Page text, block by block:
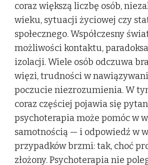
coraz większą liczbę osób,
wieku, sytuacji życiowej czy
społecznego. Współczesny
możliwości kontaktu,
izolacji. Wiele osób odczuwa
więzi, trudności w
poczucie niezrozumienia. W
coraz częściej pojawia się
psychoterapia może pomóc w
samotnością — i odpowiedź w
przypadków brzmi: tak, choć
złożony. Psychoterapia nie